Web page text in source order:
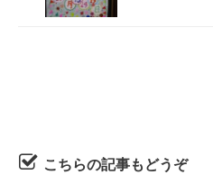
こちらの記事もどうぞ